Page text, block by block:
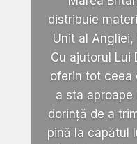
distribuie
Unit al Angliei,
Cu ajutorul Lui
oferin tot ceea
a sta aproape
dorință de a
pină la capătul